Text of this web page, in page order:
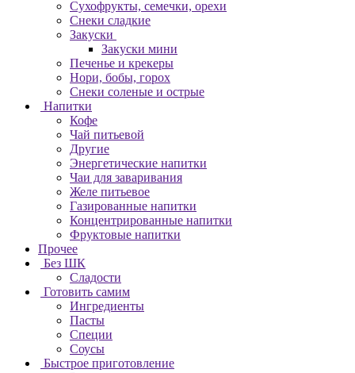
Сухофрукты, семечки, орехи
Снеки сладкие
Закуски
Закуски мини
Печенье и крекеры
Нори, бобы, горох
Снеки соленые и острые
Напитки
Кофе
Чай питьевой
Другие
Энергетические напитки
Чаи для заваривания
Желе питьевое
Газированные напитки
Концентрированные напитки
Фруктовые напитки
Прочее
Без ШК
Сладости
Готовить самим
Ингредиенты
Пасты
Специи
Соусы
Быстрое приготовление